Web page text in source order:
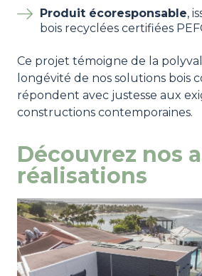
Produit écoresponsable,
bois recyclées certifiées
Ce projet témoigne de la
longévité de nos solutions bois
répondent avec justesse aux
constructions contemporaines.
Découvrez nos
réalisations
Image
view